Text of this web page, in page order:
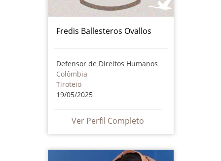
Fredis Ballesteros Ovallos
Defensor de Direitos Humanos
Colômbia
Tiroteio
19/05/2025
Ver Perfil Completo